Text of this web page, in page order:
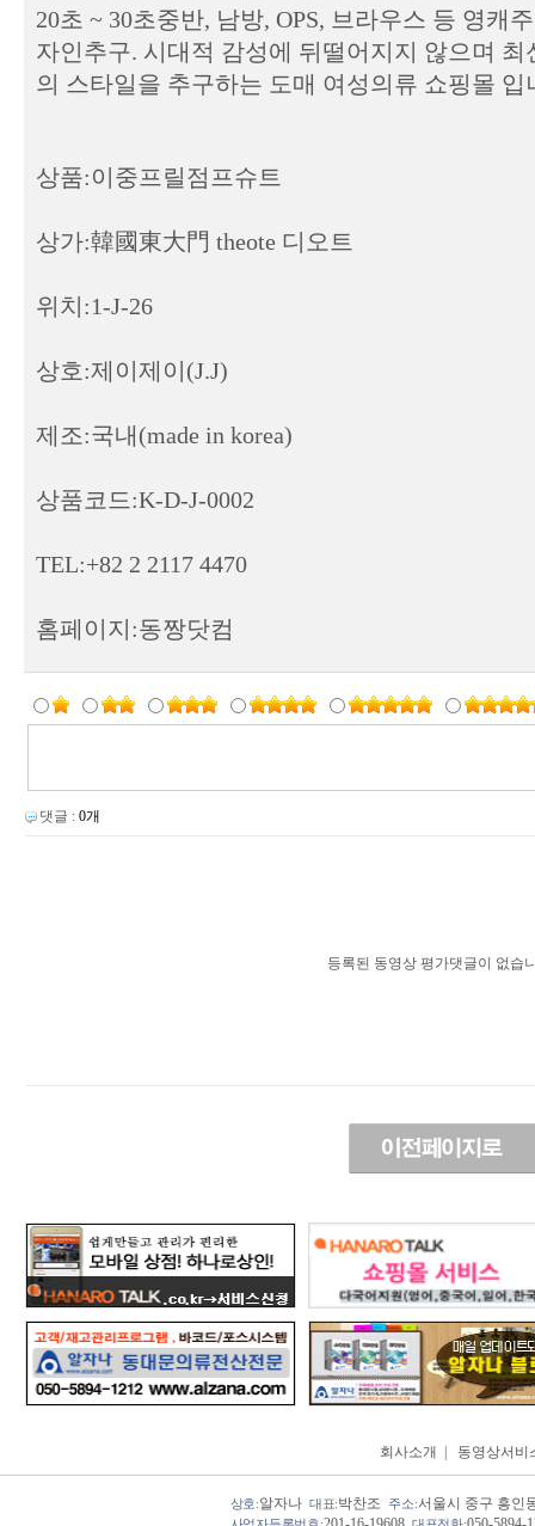
20초 ~ 30초중반, 남방, OPS, 브라우스 등 영캐
자인추구. 시대적 감성에 뒤떨어지지 않으며 최
의 스타일을 추구하는 도매 여성의류 쇼핑몰 입
상품:이중프릴점프슈트
상가:韓國東大門 theote 디오트
위치:1-J-26
상호:제이제이(J.J)
제조:국내(made in korea)
상품코드:K-D-J-0002
TEL:+82 2 2117 4470
홈페이지:동짱닷컴
댓글 : 0개
등록된 동영상 평가댓글이 없습
회사소개 동영상서비
상호:알자나 대표:박찬조주소:서울시 중구 흥인